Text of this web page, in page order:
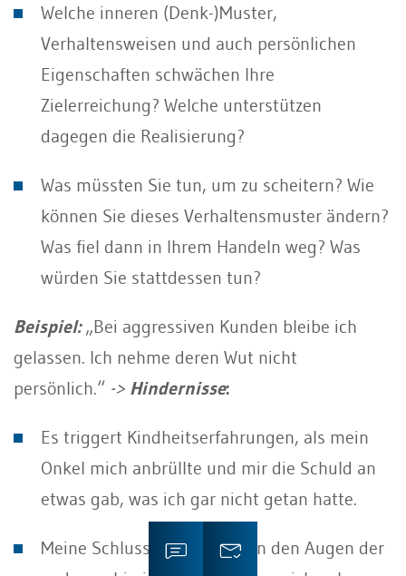
Welche inneren (Denk-)Muster,
Verhaltensweisen und auch persönlichen
Eigenschaften schwächen Ihre
Zielerreichung? Welche unterstützen
dagegen die Realisierung?
Was müssten Sie tun, um zu scheitern? Wie
können Sie dieses Verhaltensmuster ändern?
Was fiel dann in Ihrem Handeln weg? Was
würden Sie stattdessen tun?
Beispiel:„Bei aggressiven Kunden bleibe ich
gelassen. Ich nehme deren Wut nicht
persönlich.“ -> Hindernisse:
Es triggert Kindheitserfahrungen, als mein
Onkel mich anbrüllte und mir die Schuld an
etwas gab, was ich gar nicht getan hatte.
Meine Schlussfolgerungen: In den Augen der